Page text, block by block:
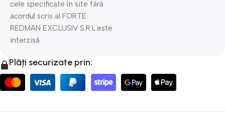
cele specificate în site fără
acordul scris al FORTE
REDMAN EXCLUSIV S.R.L.este
interzisă.
Plăți securizate prin: